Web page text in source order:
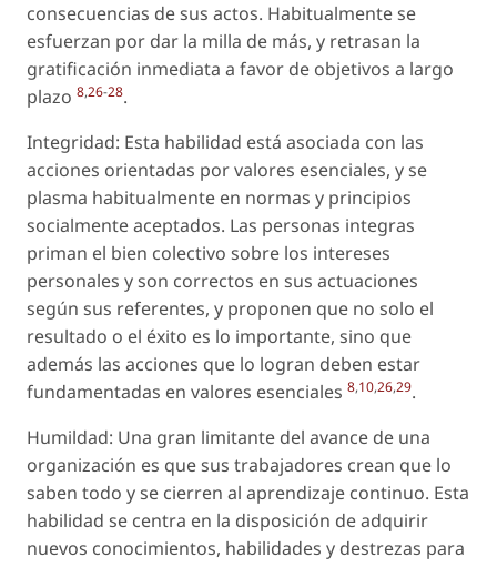
consecuencias de sus actos. Habitualmente se
esfuerzan por dar la milla de más, y retrasan la
gratificación inmediata a favor de objetivos a largo
plazo 8,26-28.
Integridad: Esta habilidad está asociada con las
acciones orientadas por valores esenciales, y se
plasma habitualmente en normas y principios
socialmente aceptados. Las personas integras
priman el bien colectivo sobre los intereses
personales y son correctos en sus actuaciones
según sus referentes, y proponen que no solo el
resultado o el éxito es lo importante, sino que
además las acciones que lo logran deben estar
fundamentadas en valores esenciales 8,10,26,29.
Humildad: Una gran limitante del avance de una
organización es que sus trabajadores crean que lo
saben todo y se cierren al aprendizaje continuo. Esta
habilidad se centra en la disposición de adquirir
nuevos conocimientos, habilidades y destrezas para